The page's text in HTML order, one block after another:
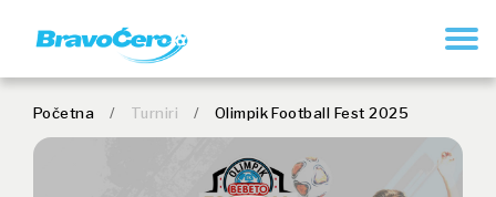
Početna / Turniri / Olimpik Football Fest 2025